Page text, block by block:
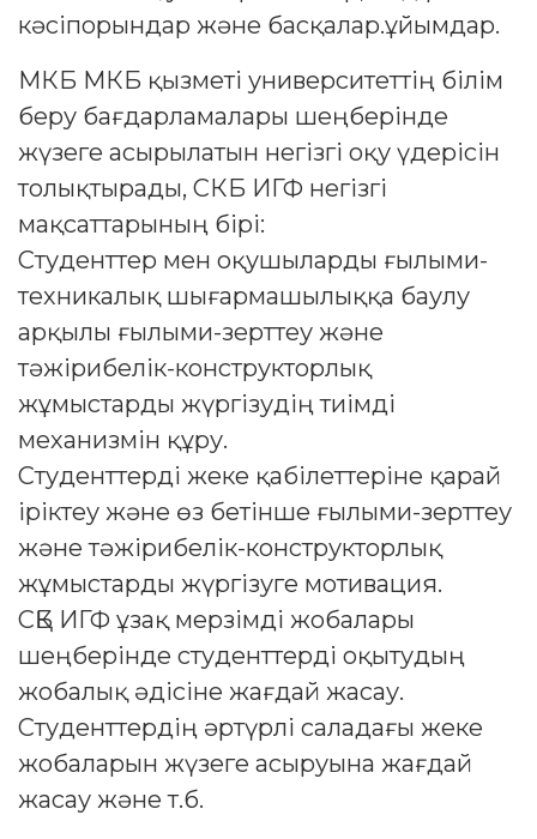
кәсіпорындар және басқалар.ұйымдар.
МКБ МКБ қызметі университеттің білім
беру бағдарламалары шеңберінде
жүзеге асырылатын негізгі оқу үдерісін
толықтырады, СКБ ИГФ негізгі
мақсаттарының бірі:
Студенттер мен оқушыларды ғылыми-
техникалық шығармашылыққа баулу
арқылы ғылыми-зерттеу және
тәжірибелік-конструкторлық
жұмыстарды жүргізудің тиімді
механизмін құру.
Студенттерді жеке қабілеттеріне қарай
іріктеу және өз бетінше ғылыми-зерттеу
және тәжірибелік-конструкторлық
жұмыстарды жүргізуге мотивация.
СҚБ ИГФ ұзақ мерзімді жобалары
шеңберінде студенттерді оқытудың
жобалық әдісіне жағдай жасау.
Студенттердің әртүрлі саладағы жеке
жобаларын жүзеге асыруына жағдай
жасау және т.б.